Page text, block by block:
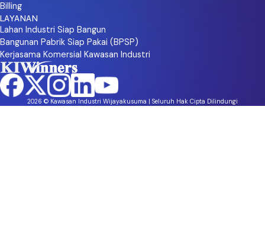
Billing
LAYANAN
Lahan Industri Siap Bangun
Bangunan Pabrik Siap Pakai (BPSP)
Kerjasama Komersial Kawasan Industri
2026 © Kawasan Industri Wijayakusuma | Seluruh Hak Cipta Dilindungi